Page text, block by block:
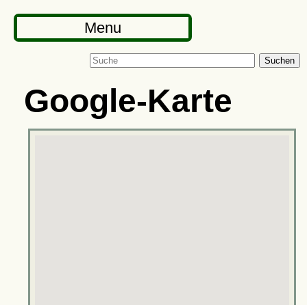
Menu
Suchen
Google-Karte